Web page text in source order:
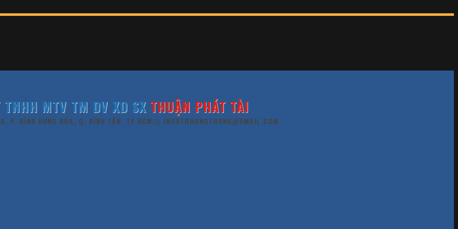
TNHH MTV TM DV XD SX THUẬN PHÁT TÀI
P. BÌNH HƯNG HÒA, Q. BÌNH TÂN, TP.HCM✉️ INOXTRUONGTRUNG@GMAIL.COM